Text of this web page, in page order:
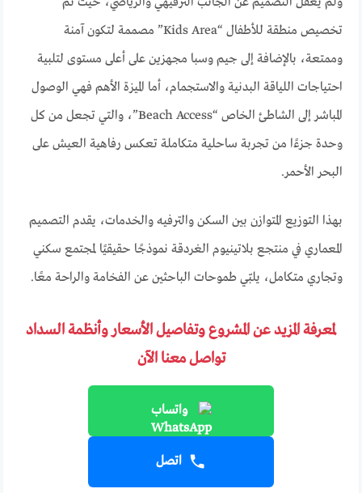
تخصيص منطقة للأطفال “Kids Area” مصممة لتكون آمنة
وممتعة، بالإضافة إلى جيم وسبا مجهزين على أعلى مستوى لتلبية
احتياجات اللياقة البدنية والاستجمام، أما الميزة الأهم فهي الوصول
المباشر إلى الشاطئ الخاص “Beach Access”، والتي تجعل من كل
وحدة جزءًا من تجربة ساحلية متكاملة تعكس رفاهية العيش على
البحر الأحمر.
بهذا التوزيع المتوازن بين السكن والترفيه والخدمات، يقدم التصميم
المعماري في منتجع بلاتينيوم الغردقة نموذجًا حقيقيًا لمجتمع سكني
وتجاري متكامل، يلبّي طموحات الباحثين عن الفخامة والراحة معًا.
لمعرفة المزيد عن المشروع وتفاصيل الأسعار وأنظمة السداد
تواصل معنا الآن
واتساب
اتصل